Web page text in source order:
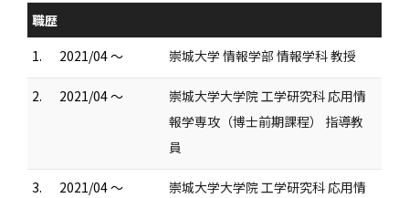
職歴
1.
2021/04 ～ 崇城大学 情報学部 情報学科 教授
2. 2021/04 ～
崇城大学大学院 工学研究科 応用情
報学専攻（博士前期課程） 指導教
員
3. 2021/04 ～
崇城大学大学院 工学研究科 応用情